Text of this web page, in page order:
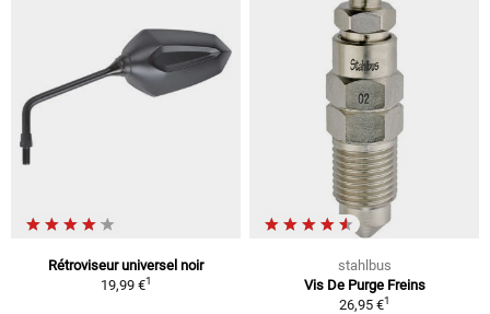
Rétroviseur universel noir
19,99 €1
stahlbus
Vis De Purge Freins
26,95 €1